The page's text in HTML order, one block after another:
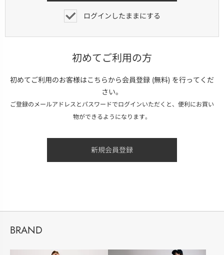
ログインしたままにする
初めてご利用の方
初めてご利用のお客様はこちらから会員登録 (無料) を行ってくだ
さい。
ご登録のメールアドレスとパスワードでログインいただくと、便利にお買い
物ができるようになります。
BRAND